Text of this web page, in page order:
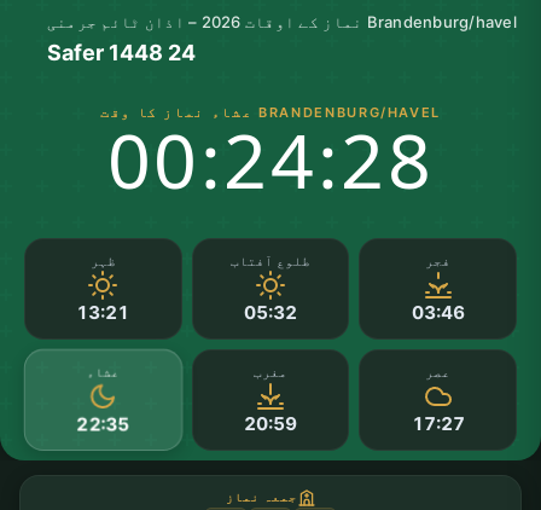
Brandenburg/havel نماز کے اوقات 2026 – اذان ٹائم جرمنی
24 Safer 1448
BRANDENBURG/HAVEL عشاء نماز کا وقت
00:24:27
فجر
03:46
طلوع آفتاب
05:32
ظہر
13:21
عصر
17:27
مغرب
20:59
عشاء
22:35
جمعہ نماز